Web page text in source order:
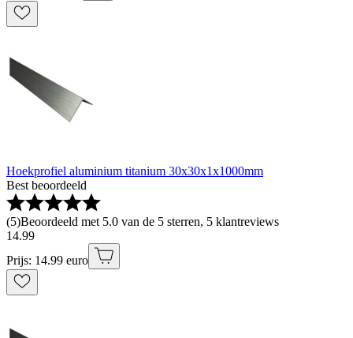
Hoekprofiel aluminium titanium 30x30x1x1000mm
Best beoordeeld
(5)Beoordeeld met 5.0 van de 5 sterren, 5 klantreviews
14.99
Prijs: 14.99 euro